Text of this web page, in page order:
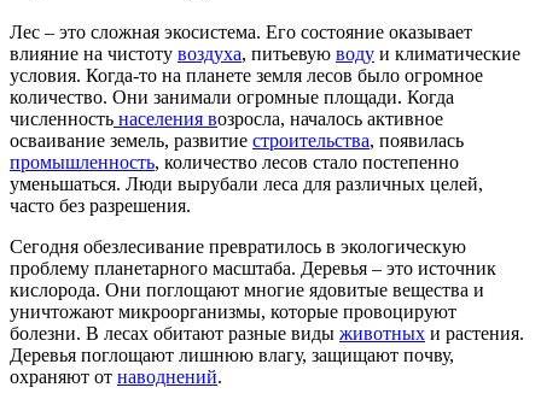
Лес – это сложная экосистема. Его состояние оказывает
влияние на чистоту воздуха, питьевую воду и климатические
условия. Когда-то на планете земля лесов было огромное
количество. Они занимали огромные площади. Когда
численность населения возросла, началось активное
осваивание земель, развитие строительства, появилась
промышленность, количество лесов стало постепенно
уменьшаться. Люди вырубали леса для различных целей,
часто без разрешения.
Сегодня обезлесивание превратилось в экологическую
проблему планетарного масштаба. Деревья – это источник
кислорода. Они поглощают многие ядовитые вещества и
уничтожают микроорганизмы, которые провоцируют
болезни. В лесах обитают разные виды животных и растения.
Деревья поглощают лишнюю влагу, защищают почву,
охраняют от наводнений.